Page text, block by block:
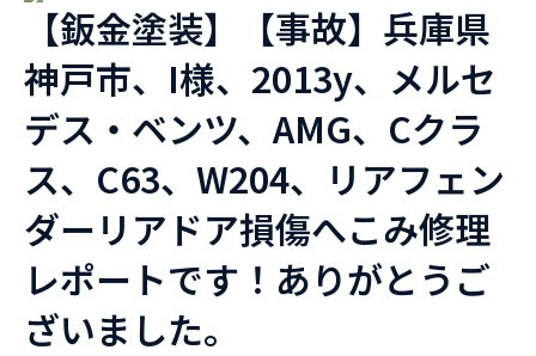
【鈑金塗装】【事故】兵庫県
神戸市、I様、2013y、メルセ
デス・ベンツ、AMG、Cクラ
ス、C63、W204、リアフェン
ダーリアドア損傷へこみ修理
レポートです！ありがとうご
ざいました。